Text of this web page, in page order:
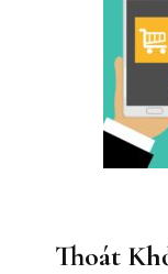
Thoát